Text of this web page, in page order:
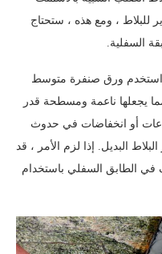
، ومع هذه ، ستحتاج
السفلية.
استخدم ورق صنفرة متوسط
يجعلها ناعمة ومسطحة قدر
أو انخفاضات في حدوث
البديل. إذا لزم الأمر ، قد
في الطابق السفلي باستخدام